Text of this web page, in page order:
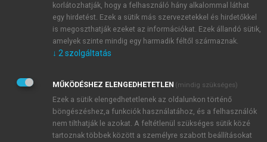
Kérek értesítést a MeRSZ újdonságairól, akcióiról.
Kérek értesítést az Akadémiai Kiadó Zrt. újdonságairól,
Adatkezelési tájékoztatóbanfoglaltakat tudomásul
veszem és elfogadom.
Általános vásárlási feltételeket, valamint a szotar.netés a
mersz.huoldalak licencszerződéseiben foglaltakat
tudomásul veszem és elfogadom.
korlátozhatják, hogy a felhasználó hány alkalommal láthat
egy hirdetést. Ezek a sütik más szervezetekkel és hirdetőkkel
is megoszthatják ezeket az információkat. Ezek állandó sütik,
amelyek szinte mindig egy harmadik féltől származnak.
↓ 2 szolgáltatás
MŰKÖDÉSHEZ ELENGEDHETETLEN (mindig szükséges)
Ezek a sütik elengedhetetlenek az oldalunkon történő
böngészéshez,a funkciók használatához, és a felhasználók
nem tilthatják le azokat. A feltétlenül szükséges sütik közé
tartoznak többek között a személyre szabott beállításokat